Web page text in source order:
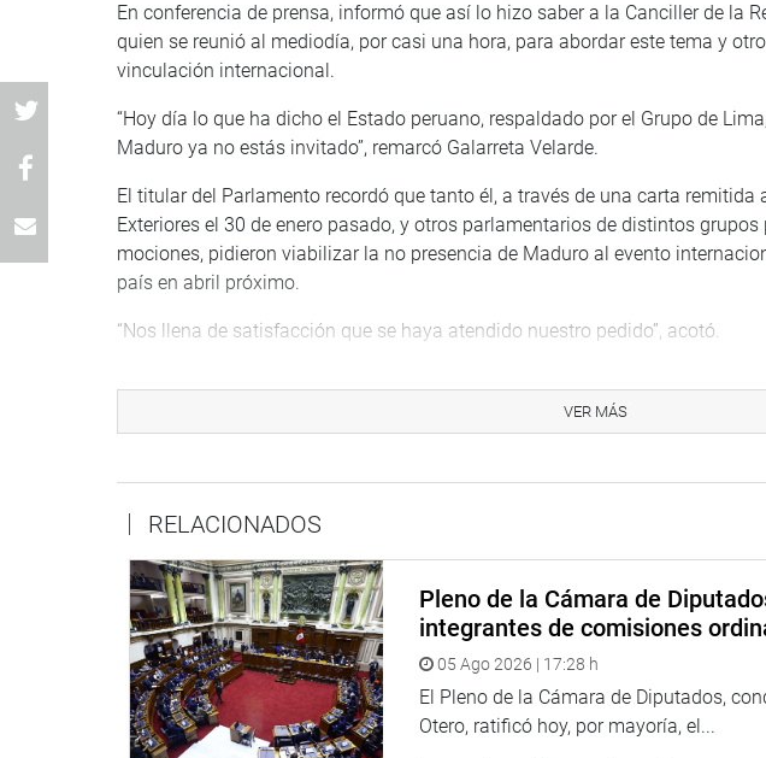
En conferencia de prensa, informó que así lo hizo saber a la Canciller de la
quien se reunió al mediodía, por casi una hora, para abordar este tema y
vinculación internacional.
“Hoy día lo que ha dicho el Estado peruano, respaldado por el Grupo de
Maduro ya no estás invitado”, remarcó Galarreta Velarde.
El titular del Parlamento recordó que tanto él, a través de una carta remitida
Exteriores el 30 de enero pasado, y otros parlamentarios de distintos
mociones, pidieron viabilizar la no presencia de Maduro al evento
país en abril próximo.
“Nos llena de satisfacción que se haya atendido nuestro pedido”, acotó.
Reunión de Parlaméricas, que será dos días antes de la Cumbres de las
ese evento. Entre los temas que se abordarán están el Parlamento abierto,
corrupción, entre otros.
FALLO DE LA CORTE IDH
El presidente del Congreso señaló que también conversó con la ministra
resolución del Corte Internacional de Derechos Humanos-Corte IDH, que
procedimiento de acusación constitucional contra cuatro magistrados del
acuerdo tomado al respecto por la Junta de Portavoces del Parlamento.
Dijo que de esa manera cumple con uno de los acuerdos de la Junta de
VER MÁS
RELACIONADOS
Pleno de la Cámara de
integrantes de comisiones
05 Ago 2026 | 17:28 h
El Pleno de la Cámara de Diputados,
Otero, ratificó hoy, por mayoría, el...